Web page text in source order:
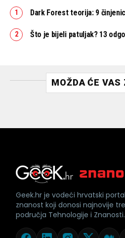
Dark Forest teorija: 9
Što je bijeli patuljak? 13
MOŽDA ĆE
Geek.hr je vodeći hrvatski
znanost koji donosi najnovije
područja Tehnologije i Znanosti.